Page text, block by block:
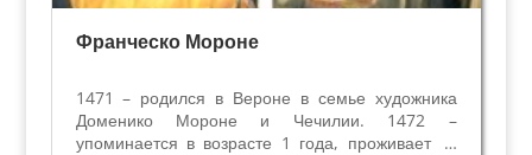
Франческо Мороне
1471 – родился в Вероне в семье художника
Доменико Мороне и Чечилии. 1472 –
упоминается в возрасте 1 года, проживает в